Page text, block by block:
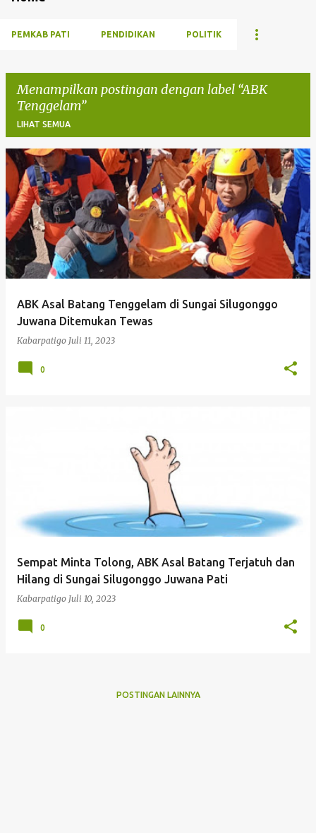
PEMKAB PATI PENDIDIKAN POLITIK
Menampilkan postingan dengan label ABK
Tenggelam
LIHAT SEMUA
P
o
s
t
n
ABK Asal Batang Tenggelam di Sungai Silugonggo
Juwana Ditemukan Tewas
Kabarpatigo Juli 11, 2023
0
Sempat Minta Tolong, ABK Asal Batang Terjatuh dan
Hilang di Sungai Silugonggo Juwana Pati
Kabarpatigo Juli 10, 2023
0
POSTINGAN LAINNYA